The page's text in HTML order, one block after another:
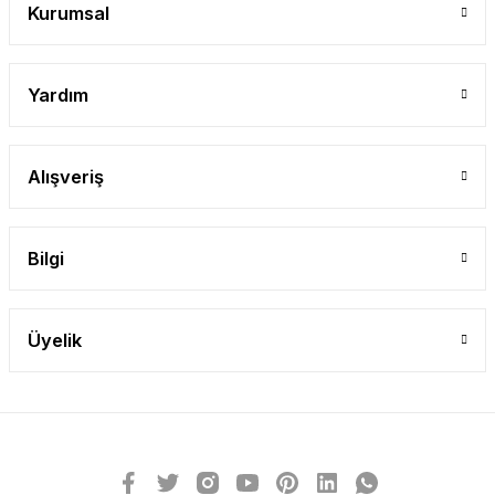
Kurumsal
Yardım
Alışveriş
Bilgi
Üyelik